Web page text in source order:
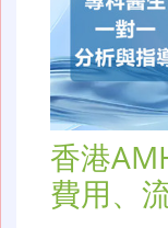
香港
費用、